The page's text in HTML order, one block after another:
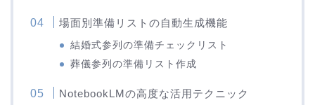
場面別準備リストの自動生成機能
結婚式参列の準備チェックリスト
葬儀参列の準備リスト作成
NotebookLMの高度な活用テクニック